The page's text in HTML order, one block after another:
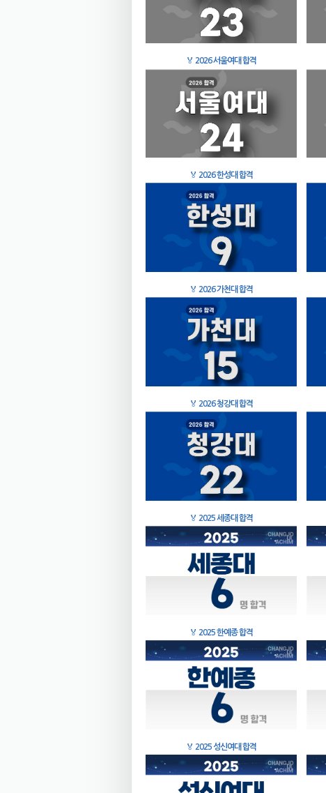
🏅 2026 서울여대 합격
🏅 2026 한성대 합격
🏅 2026 가천대 합격
🏅 2026 청강대 합격
🏅 2025 세종대 합격
🏅 2025 한예종 합격
🏅 2025 성신여대 합격